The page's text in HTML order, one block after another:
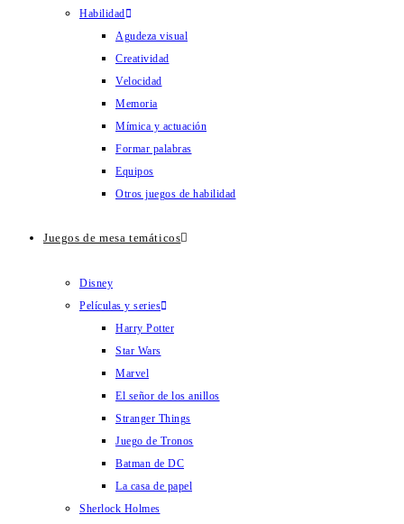
Habilidad
Agudeza visual
Creatividad
Velocidad
Memoria
Mímica y actuación
Formar palabras
Equipos
Otros juegos de habilidad
Juegos de mesa temáticos
Disney
Películas y series
Harry Potter
Star Wars
Marvel
El señor de los anillos
Stranger Things
Juego de Tronos
Batman de DC
La casa de papel
Sherlock Holmes